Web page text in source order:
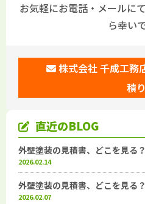
お気軽にお電話・メールに
ら幸い
株式会社 千成工務
積り
直近のBLOG
外壁塗装の見積書、どこを見る
2026.02.14
外壁塗装の見積書、どこを見る
2026.02.07